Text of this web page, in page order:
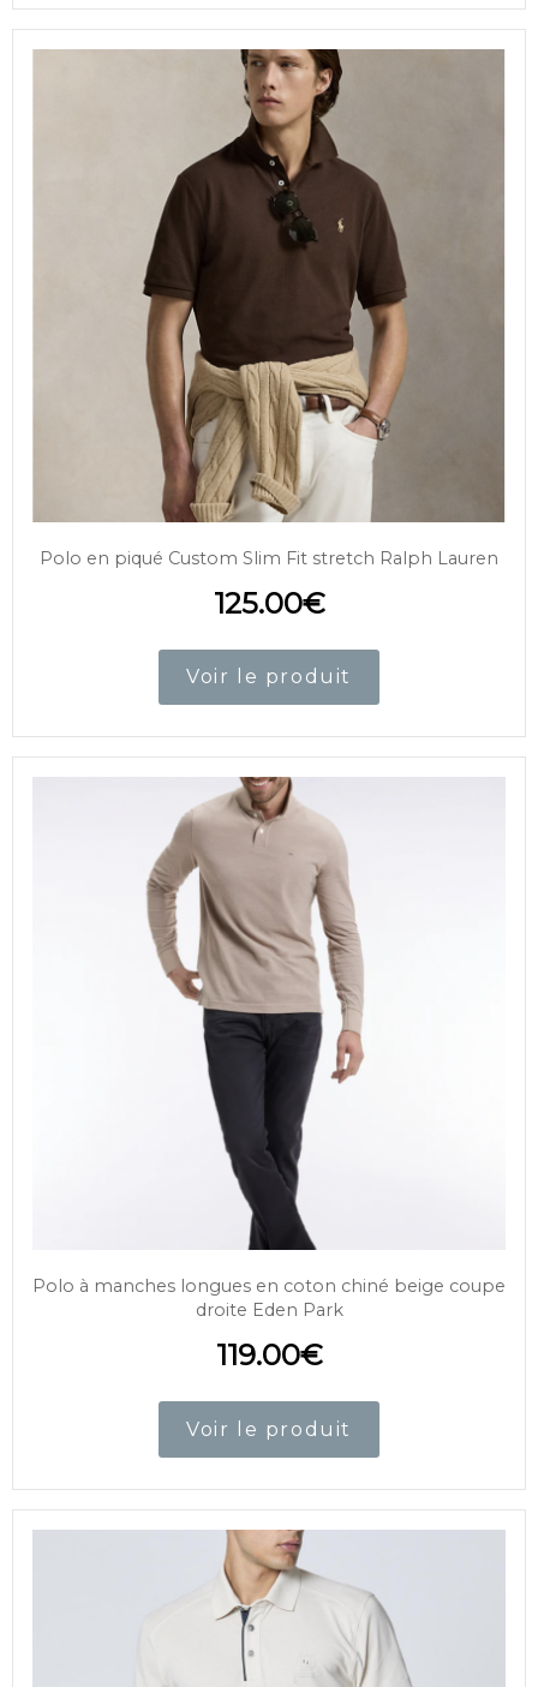
Polo en piqué Custom Slim Fit stretch Ralph Lauren
125.00€
Voir le produit
Polo à manches longues en coton chiné beige coupe
droite Eden Park
119.00€
Voir le produit